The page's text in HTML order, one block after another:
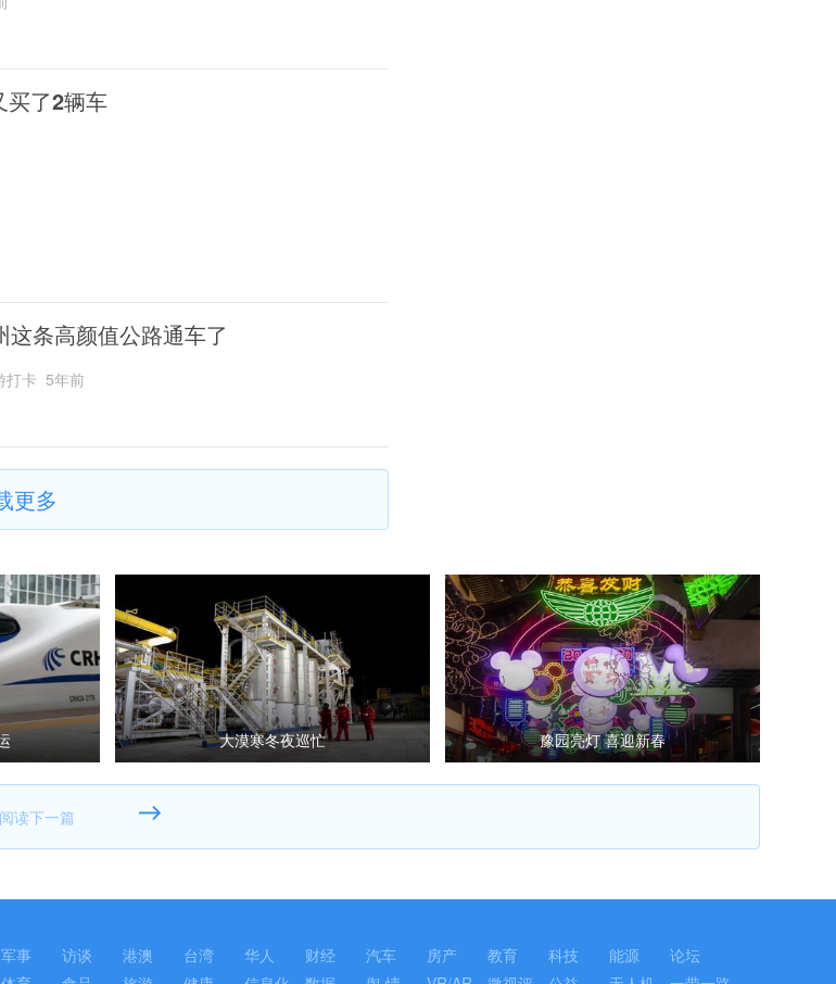
买了2辆车
这条高颜值公路通车了
打卡 5年前
更多
大漠寒冬夜巡忙 豫园亮灯 喜迎新春
军事 访谈 港澳 台湾 华人 财经 汽车 房产 教育 科技 能源
论坛